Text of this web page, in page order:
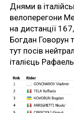
Днями в
велоперегони
на дистанції
Богдан Говорун
тут посів
італієць